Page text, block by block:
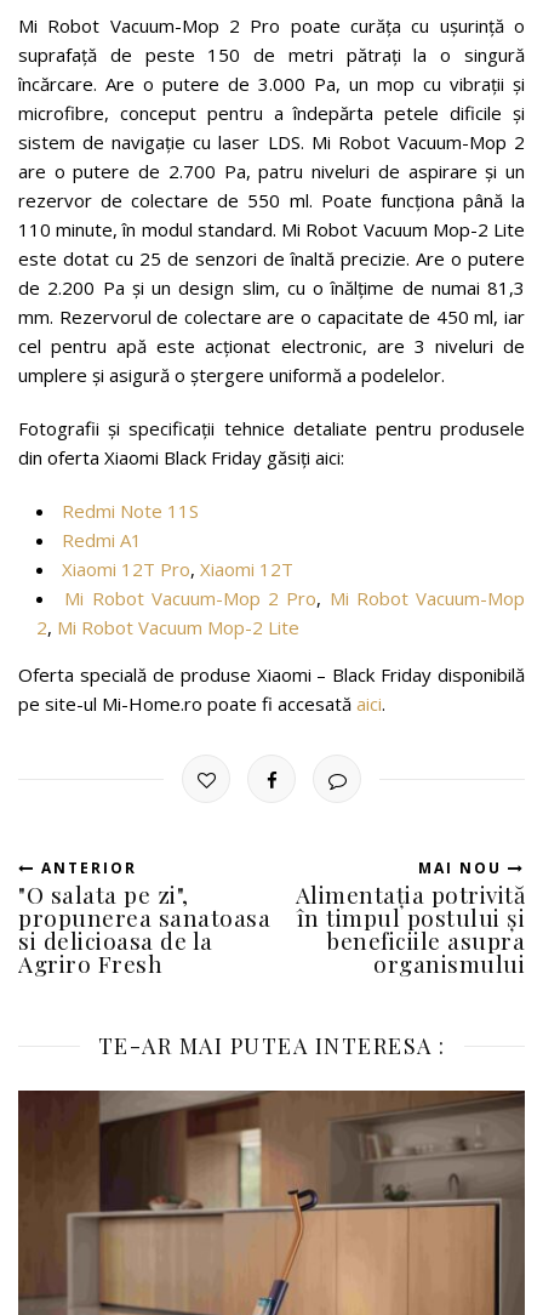
Mi Robot Vacuum-Mop 2 Pro poate curăța cu ușurință o
suprafață de peste 150 de metri pătrați la o singură
încărcare. Are o putere de 3.000 Pa, un mop cu vibrații și
microfibre, conceput pentru a îndepărta petele dificile și
sistem de navigație cu laser LDS. Mi Robot Vacuum-Mop 2
are o putere de 2.700 Pa, patru niveluri de aspirare și un
rezervor de colectare de 550 ml. Poate funcționa până la
110 minute, în modul standard. Mi Robot Vacuum Mop-2 Lite
este dotat cu 25 de senzori de înaltă precizie. Are o putere
de 2.200 Pa și un design slim, cu o înălțime de numai 81,3
mm. Rezervorul de colectare are o capacitate de 450 ml, iar
cel pentru apă este acționat electronic, are 3 niveluri de
umplere și asigură o ștergere uniformă a podelelor.
Fotografii și specificații tehnice detaliate pentru produsele
din oferta Xiaomi Black Friday găsiți aici:
Redmi Note 11S
Redmi A1
Xiaomi 12T Pro, Xiaomi 12T
Mi Robot Vacuum-Mop 2 Pro, Mi Robot Vacuum-Mop
2, Mi Robot Vacuum Mop-2 Lite
Oferta specială de produse Xiaomi – Black Friday disponibilă
pe site-ul Mi-Home.ro poate fi accesată aici.
ANTERIOR
"O salata pe zi",
propunerea sanatoasa
si delicioasa de la
Agriro Fresh
MAI NOU
Alimentația potrivită
în timpul postului și
beneficiile asupra
organismului
TE-AR MAI PUTEA INTERESA :